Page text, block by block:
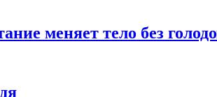
меняет тело без